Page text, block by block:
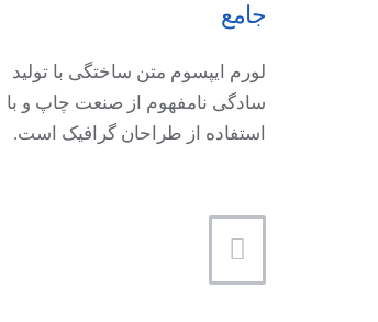
جامع
لورم ایپسوم متن ساختگی با تولید
سادگی نامفهوم از صنعت چاپ و با
استفاده از طراحان گرافیک است.